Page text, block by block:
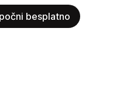
besplatno